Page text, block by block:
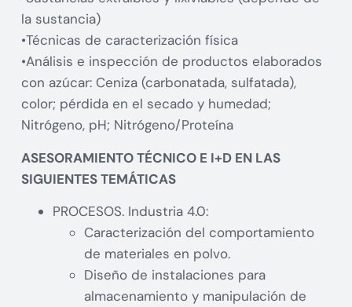
la sustancia)
•Técnicas de caracterización física
•Análisis e inspección de productos elaborados
con azúcar: Ceniza (carbonatada, sulfatada),
color; pérdida en el secado y humedad;
Nitrógeno, pH; Nitrógeno/Proteína
ASESORAMIENTO TÉCNICO E I+D EN LAS
SIGUIENTES TEMÁTICAS
PROCESOS. Industria 4.0:
Caracterización del comportamiento
de materiales en polvo.
Diseño de instalaciones para
almacenamiento y manipulación de